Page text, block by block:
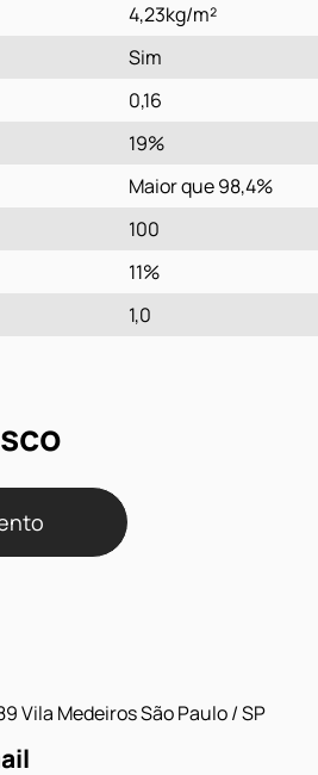
4,23kg/m²
Sim
0,16
19%
Maior que 98,4%
100
11%
1,0
Vila Medeiros São Paulo / SP